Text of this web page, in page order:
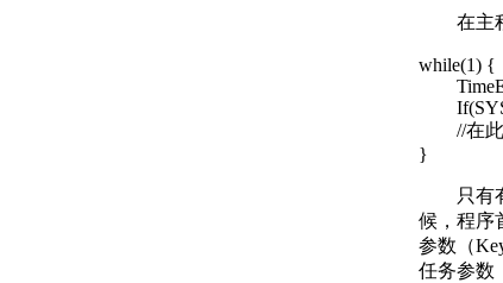
在主程
while(1) {
//在此
}
只有有
候，程序
参数（
任务参数